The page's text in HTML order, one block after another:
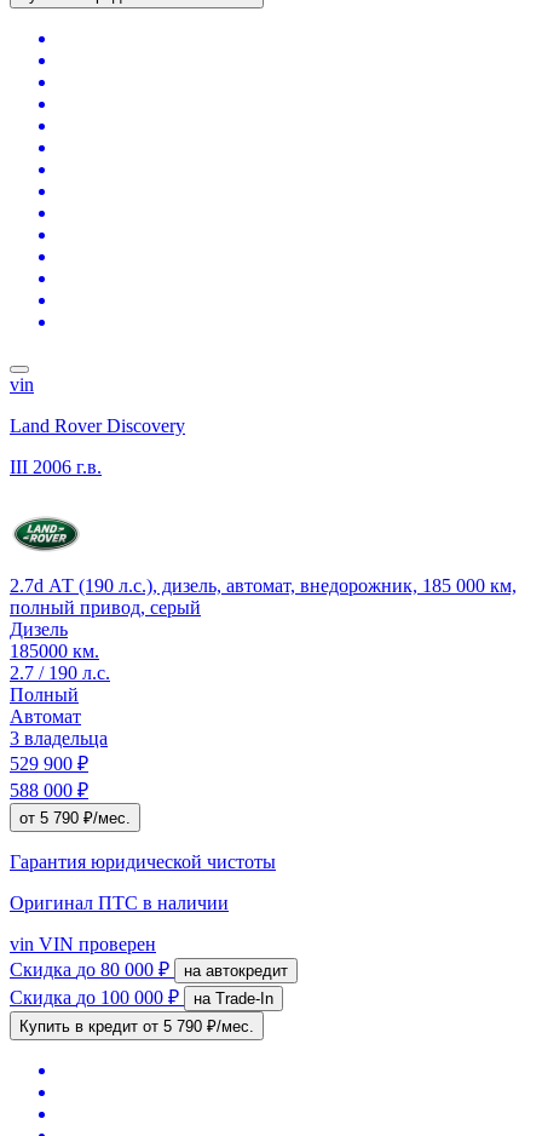
vin
Land Rover Discovery
III 2006 г.в.
2.7d АТ (190 л.с.), дизель, автомат, внедорожник, 185 000 км,
полный привод, серый
Дизель
185000 км.
2.7 / 190 л.с.
Полный
Автомат
3 владельца
529 900 ₽
588 000 ₽
от 5 790 ₽/мес.
Гарантия юридической чистоты
Оригинал ПТС в наличии
vin VIN проверен
Скидка до 80 000 ₽ на автокредит
Скидка до 100 000 ₽
на Trade-In
Купить в кредит от 5 790 ₽/мес.